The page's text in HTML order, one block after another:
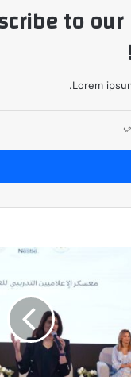
to
Lorem